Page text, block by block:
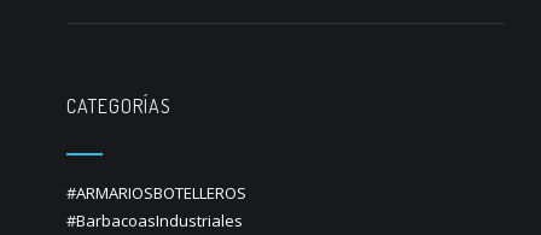
CATEGORÍAS
#ARMARIOSBOTELLEROS
#BarbacoasIndustriales